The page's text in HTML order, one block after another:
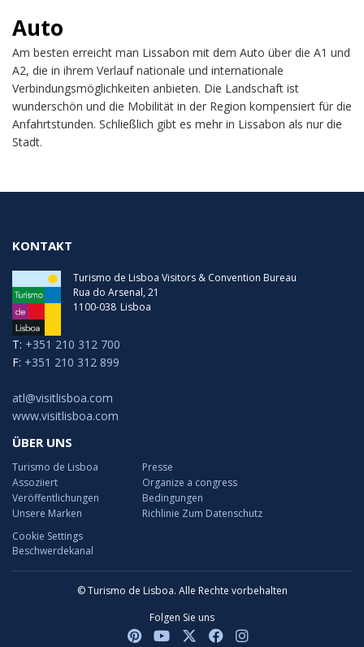
Auto
Am besten erreicht man Lissabon mit dem Auto über die A1 und
A2, die in ihrem Verlauf nationale und internationale
Verbindungsmöglichkeiten anbieten. Die Landschaft ist
wunderschön und die Mobilität in der Region kompensiert für die
Anfahrtstunden. Schließlich gibt es mehr in Lissabon als nur die
Stadt.
KONTAKT
Turismo de Lisboa Visitors & Convention Bureau
Rua do Arsenal, 21
1100-038 Lisboa
T: +351 210 312 700
F: +351 210 312 899
atl@visitlisboa.com
www.visitlisboa.com
ÜBER UNS
Turismo de Lisboa
Assoziiert
Veröffentlichungen
Unsere Marken
Presse
Organize a congress
Bedingungen
Richlinie Zum Datenschutz
Cookie Settings
Beschwerdekanal
© Turismo de Lisboa. Alle Rechte vorbehalten
Folgen Sie uns